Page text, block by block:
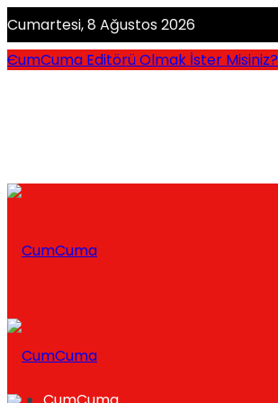
Cumartesi, 8 Ağustos 2026
CumCuma Editörü Olmak İster Misiniz?